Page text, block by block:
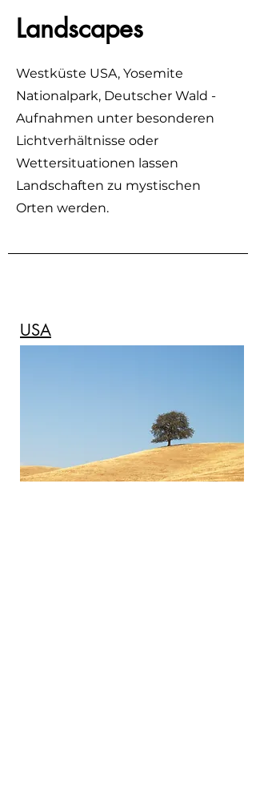
Landscapes
Westküste USA, Yosemite
Nationalpark, Deutscher Wald -
Aufnahmen unter besonderen
Lichtverhältnisse oder
Wettersituationen lassen
Landschaften zu mystischen
Orten werden.
USA